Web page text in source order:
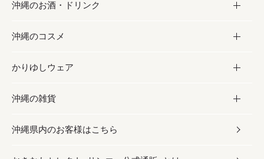
海産物
沖縄料理
沖縄そば／乾麺
レトルト食品
乾物／粉類
砂糖／黒砂糖
塩
お酢／ドレッシング
しょうゆ
みそ
お菓子
黒糖
ちんすこう
伝統菓子
スナック
沖縄のお酒・ドリンク
お酒・ドリンク
泡盛
ビール・チューハイ
ワイン・ウィスキー・カクテル
沖縄のコスメ
コスメ
スキンケア
ボディケア
かりゆしウェア
かりゆしウェア
メンズ
沖縄の雑貨
雑貨
沖縄県内のお客様はこちら